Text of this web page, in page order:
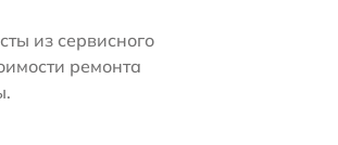
из сервисного
ремонта